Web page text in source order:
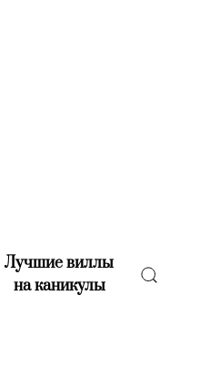
Лучшие виллы
на каникулы(current)